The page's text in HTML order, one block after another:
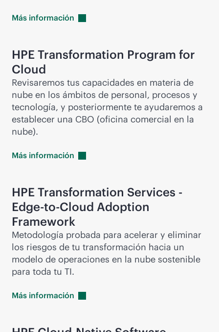
Más información
HPE Transformation Program for
Cloud
Revisaremos tus capacidades en materia de
nube en los ámbitos de personal, procesos y
tecnología, y posteriormente te ayudaremos a
establecer una CBO (oficina comercial en la
nube).
Más información
HPE Transformation Services -
Edge-to-Cloud Adoption
Framework
Metodología probada para acelerar y eliminar
los riesgos de tu transformación hacia un
modelo de operaciones en la nube sostenible
para toda tu TI.
Más información